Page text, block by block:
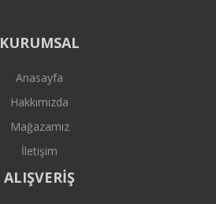
KURUMSAL
Anasayfa
Hakkımızda
Mağazamız
İletişim
ALIŞVERİŞ